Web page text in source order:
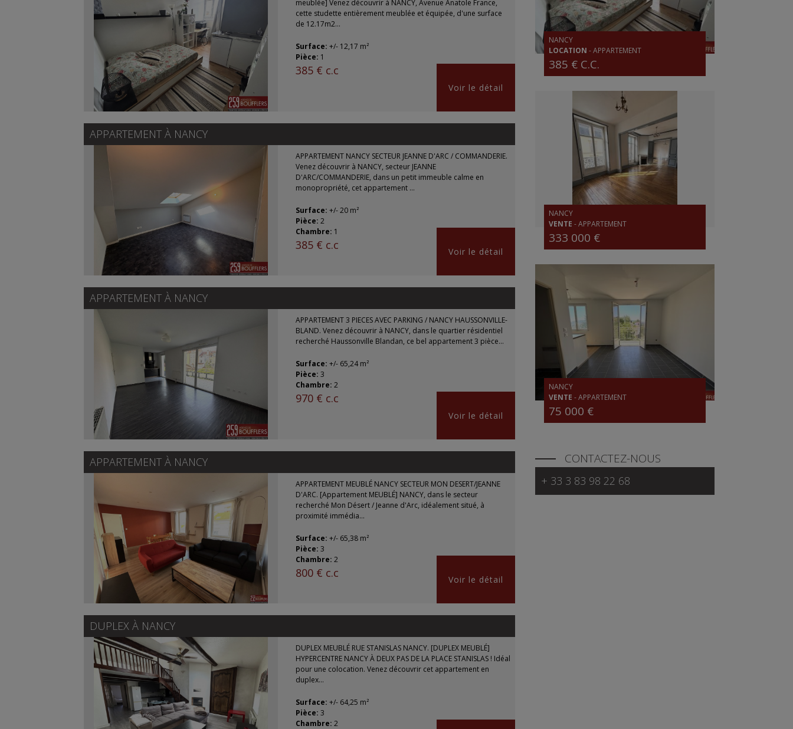
meublée] Venez découvrir à NANCY, Avenue Anatole France,
cette studette entièrement meublée et équipée, d'une surface
de 12.17m2...
Surface: +/- 12,17 m²
Pièce: 1
385 € c.c
Voir le détail
APPARTEMENT À NANCY
APPARTEMENT NANCY SECTEUR JEANNE D'ARC / COMMANDERIE.
Venez découvrir à NANCY, secteur JEANNE
D'ARC/COMMANDERIE, dans un petit immeuble calme en
monopropriété, cet appartement ...
Surface: +/- 20 m²
Pièce: 2
Chambre: 1
385 € c.c Voir le détail
APPARTEMENT À NANCY
APPARTEMENT 3 PIECES AVEC PARKING / NANCY HAUSSONVILLE-
BLAND. Venez découvrir à NANCY, dans le quartier résidentiel
recherché Haussonville Blandan, ce bel appartement 3 pièce...
Surface: +/- 65,24 m²
Pièce: 3
Chambre: 2
970 € c.c
Voir le détail
APPARTEMENT À NANCY
APPARTEMENT MEUBLÉ NANCY SECTEUR MON DESERT/JEANNE
D'ARC. [Appartement MEUBLÉ] NANCY, dans le secteur
recherché Mon Désert / Jeanne d'Arc, idéalement situé, à
proximité immédia...
Surface: +/- 65,38 m²
Pièce: 3
Chambre: 2
800 € c.c Voir le détail
DUPLEX À NANCY
DUPLEX MEUBLÉ RUE STANISLAS NANCY. [DUPLEX MEUBLÉ]
HYPERCENTRE NANCY À DEUX PAS DE LA PLACE STANISLAS ! Idéal
pour une colocation. Venez découvrir cet appartement en
duplex...
Surface: +/- 64,25 m²
Pièce: 3
Chambre: 2
NANCY
LOCATION -APPARTEMENT
385 € C.C.
NANCY
VENTE -APPARTEMENT
333 000 €
NANCY
VENTE -APPARTEMENT
75 000 €
CONTACTEZ-NOUS
+ 33 3 83 98 22 68